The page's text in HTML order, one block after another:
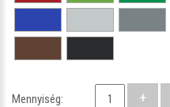
Mennyiség: